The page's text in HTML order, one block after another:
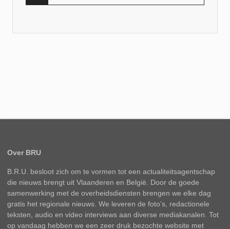
Over BRU
B.R.U. besloot zich om te vormen tot een actualiteitsagentschap
die nieuws brengt uit Vlaanderen en België. Door de goede
samenwerking met de overheidsdiensten brengen we elke dag
gratis het regionale nieuws. We leveren de foto’s, redactionele
teksten, audio en video interviews aan diverse mediakanalen. Tot
op vandaag hebben we een zeer druk bezochte website met